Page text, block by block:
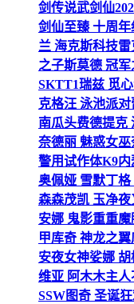
剑传说武剑仙
剑仙至臻 十周
兰 海克斯科技
之子斯莫德 冠
SKTT1瑞兹 觅
克格汪 泳池派
南瓜头费德提克
奈德丽 魅惑女
警用试作体K9
奥佩娅 雪默丁
森森茂凯 玉净
安娜 鬼影重重
甲库奇 神龙之
安夜女神娑娜
维亚 阿木木主
SSW图奇 圣诞